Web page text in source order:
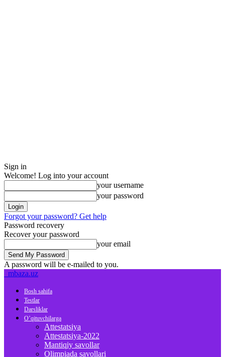
Sign in
Welcome! Log into your account
your username
your password
Forgot your password? Get help
Password recovery
Recover your password
your email
A password will be e-mailed to you.
mbaza.uz
Bosh sahifa
Testlar
Darsliklar
O’qituvchilarga
Attestatsiya
Attestatsiya-2022
Mantiqiy savollar
Olimpiada savollari